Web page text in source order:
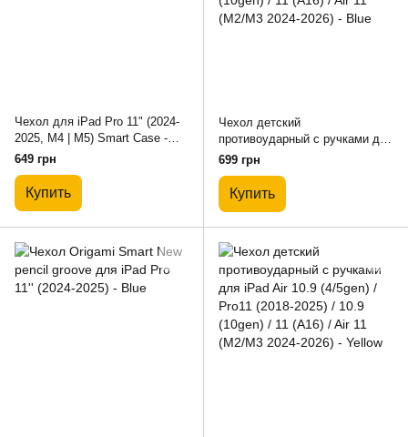
Чехол для iPad Pro 11" (2024-
2025, M4 | M5) Smart Case -
Stone
649 грн
Купить
Чехол детский
противоударный с ручками для
iPad Air 10.9 (4/5gen) / Pro11
(2018-2025) / 10.9 (10gen) / 11
(A16) / Air 11 (M2/M3 2024-2026)
- Blue
699 грн
Купить